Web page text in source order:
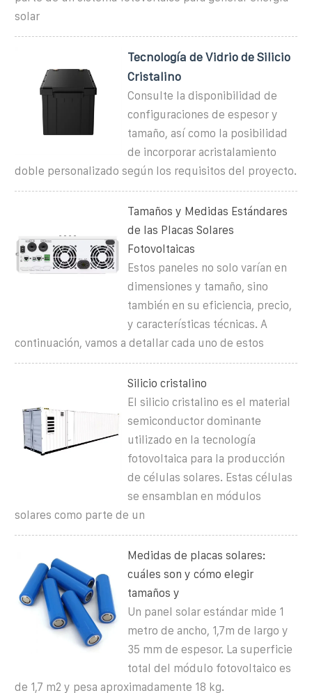
solar
Tecnología de Vidrio de Silicio
Cristalino
Consulte la disponibilidad de
configuraciones de espesor y
tamaño, así como la posibilidad
de incorporar acristalamiento
doble personalizado según los requisitos del proyecto.
Tamaños y Medidas Estándares
de las Placas Solares
Fotovoltaicas
Estos paneles no solo varían en
dimensiones y tamaño, sino
también en su eficiencia, precio,
y características técnicas. A
continuación, vamos a detallar cada uno de estos
Silicio cristalino
El silicio cristalino es el material
semiconductor dominante
utilizado en la tecnología
fotovoltaica para la producción
de células solares. Estas células
se ensamblan en módulos
solares como parte de un
Medidas de placas solares:
cuáles son y cómo elegir
tamaños y
Un panel solar estándar mide 1
metro de ancho, 1,7m de largo y
35 mm de espesor. La superficie
total del módulo fotovoltaico es
de 1,7 m2 y pesa aproximadamente 18 kg.